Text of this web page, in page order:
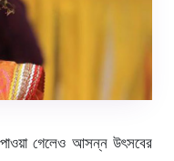
পাওয়া গেলেও আসন্ন উৎসবের